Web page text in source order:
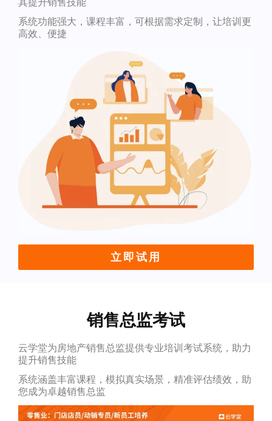
系统功能强大，课程丰富，可根据需求定制，让培训更
高效、便捷
立即试用
销售总监考试
云学堂为房地产销售总监提供专业培训考试系统，助力
提升销售技能
系统涵盖丰富课程，模拟真实场景，精准评估绩效，助
您成为卓越销售总监